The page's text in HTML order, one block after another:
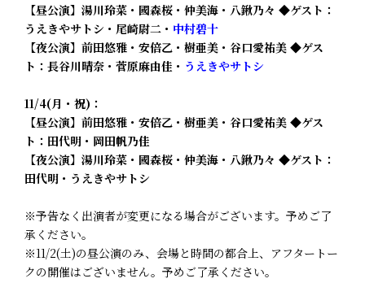
【昼公演】湯川玲菜・國森桜・仲美海・八鍬乃々 ◆ゲスト：
うえきやサトシ・尾崎尉二・ 中村碧十
【夜公演】前田悠雅・安倍乙・樹亜美・谷口愛祐美 ◆ゲス
ト：長谷川晴奈・菅原麻由佳・ うえきやサトシ
11/4(月・祝)：
【昼公演】前田悠雅・安倍乙・樹亜美・谷口愛祐美 ◆ゲス
ト：田代明・岡田帆乃佳
【夜公演】湯川玲菜・國森桜・仲美海・八鍬乃々 ◆ゲスト：
田代明・うえきやサトシ
※予告なく出演者が変更になる場合がございます。予めご了
承ください。
※11/2(土)の昼公演のみ、会場と時間の都合上、アフタートー
クの開催はございません。予めご了承ください。